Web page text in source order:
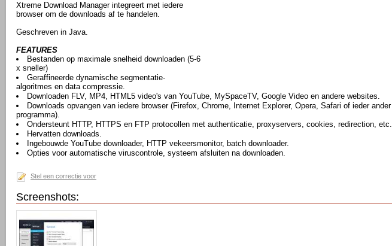
Xtreme Download Manager integreert met iedere
browser om de downloads af te handelen.
Geschreven in Java.
FEATURES
Bestanden op maximale snelheid downloaden (5-6
x sneller)
Geraffineerde dynamische segmentatie-
algoritmes en data compressie.
Downloaden FLV, MP4, HTML5 video's van YouTube, MySpaceTV, Google Video en andere websites.
Downloads opvangen van iedere browser (Firefox, Chrome, Internet Explorer, Opera, Safari of ieder ander
programma).
Ondersteunt HTTP, HTTPS en FTP protocollen met authenticatie, proxyservers, cookies, redirection, etc.
Hervatten downloads.
Ingebouwde YouTube downloader, HTTP vekeersmonitor, batch downloader.
Opties voor automatische viruscontrole, systeem afsluiten na downloaden.
Stel een correctie voor
Screenshots: